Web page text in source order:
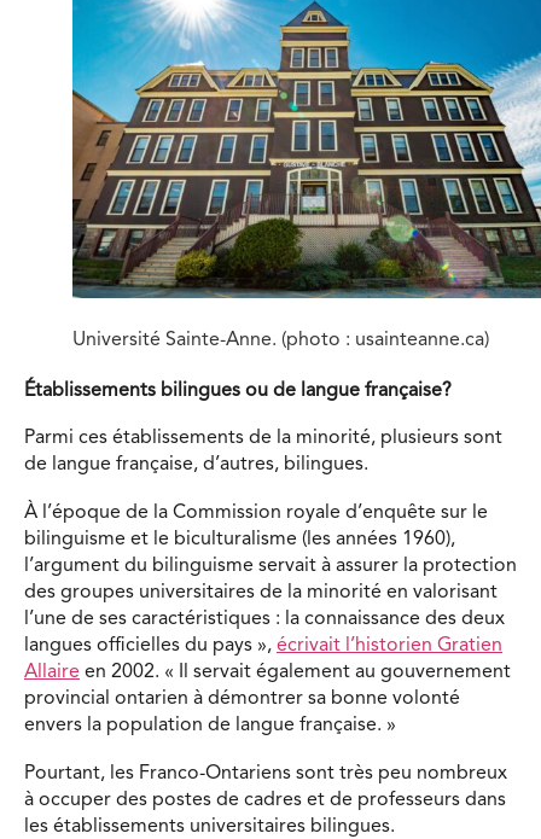
Université Sainte-Anne. (photo : usainteanne.ca)
Établissements bilingues ou de langue française?
Parmi ces établissements de la minorité, plusieurs sont
de langue française, d’autres, bilingues.
À l’époque de la Commission royale d’enquête sur le
bilinguisme et le biculturalisme (les années 1960),
l’argument du bilinguisme servait à assurer la protection
des groupes universitaires de la minorité en valorisant
l’une de ses caractéristiques : la connaissance des deux
langues officielles du pays », écrivait l’historien Gratien
Allaire en 2002. « Il servait également au gouvernement
provincial ontarien à démontrer sa bonne volonté
envers la population de langue française. »
Pourtant, les Franco-Ontariens sont très peu nombreux
à occuper des postes de cadres et de professeurs dans
les établissements universitaires bilingues.